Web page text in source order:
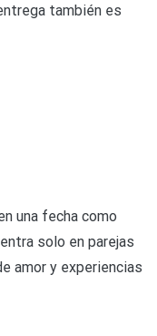
también es
una fecha como
solo en parejas
amor y experiencias